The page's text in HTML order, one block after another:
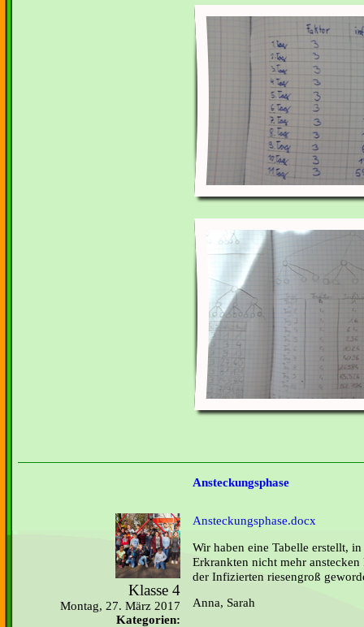
Ansteckungsphase
Klasse 4
Montag, 27. März 2017
Kategorien:
Ansteckungsphase.docx
Wir haben eine Tabelle erstellt,
Erkrankten nicht mehr
der Infizierten riesengroß
Anna, Sarah